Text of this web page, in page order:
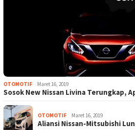
OTOMOTIF Maret 16, 2019
Sosok New Nissan Livina Terungkap,
OTOMOTIF Maret 16, 2019
Aliansi Nissan-Mitsubishi